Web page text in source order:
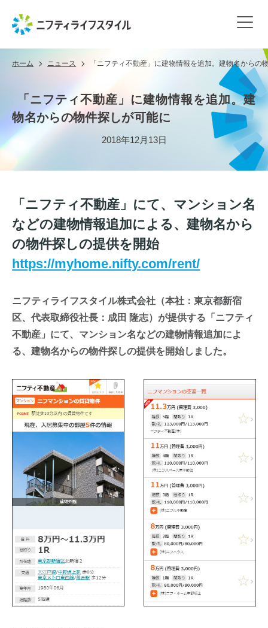
ホーム ニュース 「ニフティ不動産」に建物情報を追加。建物名からの
「ニフティ不動産」に建物情報を追加。建
物名からの物件探しが可能に
2018年12月13日
「ニフティ不動産」にて、マンション名
などの建物情報追加による、建物名から
の物件探しの提供を開始
https://myhome.nifty.com/rent/
ニフティライフスタイル株式会社（本社：東京都新宿
区、代表取締役社長：成田 隆志）が提供する「ニフティ
不動産」にて、マンション名などの建物情報追加によ
る、建物名からの物件探しの提供を開始しました。